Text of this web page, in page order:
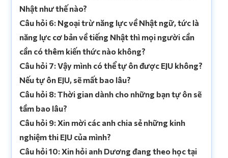
Nhật như thế nào?
Câu hỏi 6: Ngoại trừ năng lực về Nhật ngữ, tức là
năng lực cơ bản về tiếng Nhật thì mọi người cần
cần có thêm kiến thức nào không?
Câu hỏi 7: Vậy mình có thể tự ôn được EJU không?
Nếu tự ôn EJU, sẽ mất bao lâu?
Câu hỏi 8: Thời gian dành cho những bạn tự ôn sẽ
tầm bao lâu?
Câu hỏi 9: Xin mời các anh chia sẻ những kinh
nghiệm thi EJU của mình?
Câu hỏi 10: Xin hỏi anh Dương đang theo học tại